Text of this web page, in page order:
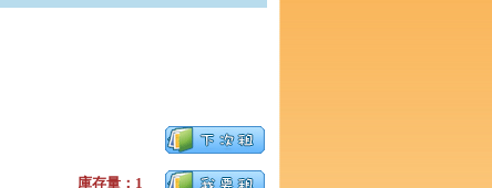
庫存量：1